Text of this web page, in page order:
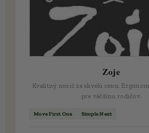
Zoje
Kvalitný nosič za skvelú cenu.
pre väčšinu rodičov.
Move First One Simple Next